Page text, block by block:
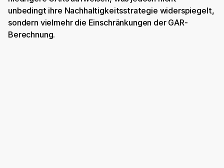
unbedingt ihre Nachhaltigkeitsstrategie widerspiegelt,
sondern vielmehr die Einschränkungen der GAR-
Berechnung.